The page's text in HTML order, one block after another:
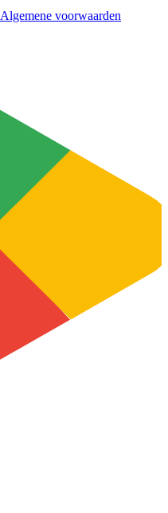
Algemene voorwaarden